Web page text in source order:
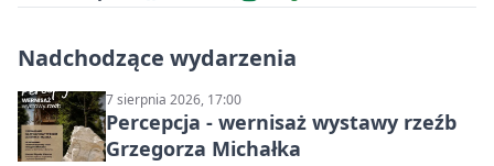
Nadchodzące wydarzenia
7 sierpnia 2026, 17:00
Percepcja - wernisaż wystawy rzeźb
Grzegorza Michałka